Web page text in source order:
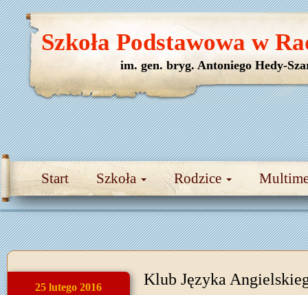
Start Szkoła Rodzice
Szkoła Podstawowa w
im. gen. bryg. Antoniego Hedy-
25 lutego 2016 Klub Języka